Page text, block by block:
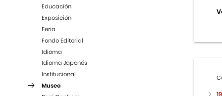
Educación
Exposición
Feria
Fondo Editorial
Idioma
Idioma Japonés
Institucional
Museo